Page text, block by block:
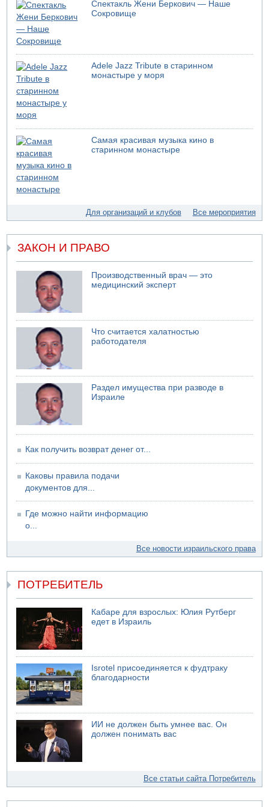
05.08.2026 17:00
Бывший посол Израиля в ООН Гилад Эрдан объявит в
четверг о создании новой политической партии
05.08.2026 13:49
На севере Израиля на берег выбросило тело
05.08.2026 13:32
В России горят новые склады
05.08.2026 10:19
Хуситы сообщают об атаке по Саудовскому танкеру
Левые активисты пытались ворваться в офис
"Религиозного сионизма"
05.08.2026 06:42
В Дубае поднимается дым над портом
Еще один меморандум для Ирана
04.08.2026 20:31
Минздрав и Министерство экологии сообщили о
необычно высоком уровне загрязнения воды в девяти
04.08.2026 19:20
Шоссе 6 и участок шоссе 1 в восточном направлении в
районе Бейт-Шемеша вновь открыты для движения
Спектакль Жени Беркович — Наше
Сокровище
Adele Jazz Tribute в старинном
монастыре у моря
Самая красивая музыка кино в
старинном монастыре
Для организаций и клубов Все мероприятия
ЗАКОН И ПРАВО
Производственный врач — это
медицинский эксперт
Что считается халатностью
работодателя
Раздел имущества при разводе в
Израиле
Как получить возврат денег от...
Каковы правила подачи
документов для...
Где можно найти информацию
о...
Все новости израильского права
ПОТРЕБИТЕЛЬ
Кабаре для взрослых: Юлия Рутберг
едет в Израиль
Isrotel присоединяется к фудтраку
благодарности
ИИ не должен быть умнее вас. Он
должен понимать вас
Все статьи сайта Потребитель